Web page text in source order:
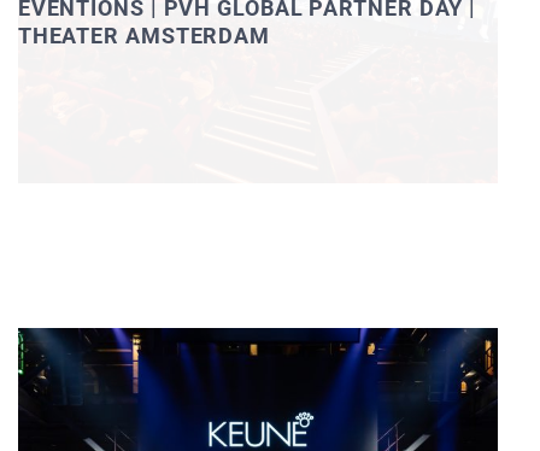
EVENTIONS | PVH GLOBAL PARTNER DAY |
THEATER AMSTERDAM